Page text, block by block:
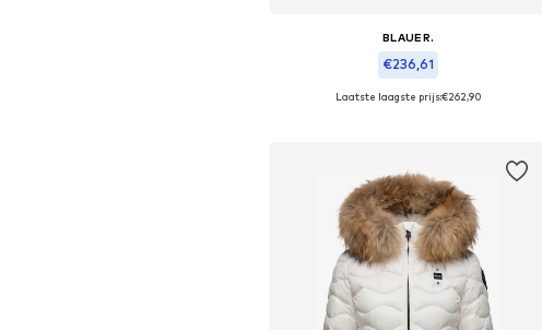
BLAUER.
€236,61
Beschikbare maten: S
Laatste laagste prijs:€262,90